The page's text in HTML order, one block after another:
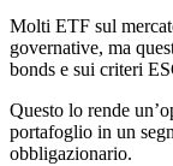
Molti ETF sul
governative, ma
bonds e sui criteri
Questo lo rende
portafoglio in un
obbligazionario.